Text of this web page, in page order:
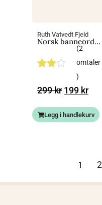
Ruth Vatvedt Fjeld
Norsk banneordbok (revidert utgave)
rt
3.00
base
rt på
(2
omtaler
)
299kr 199 kr
Legg i handlekurv
1 2